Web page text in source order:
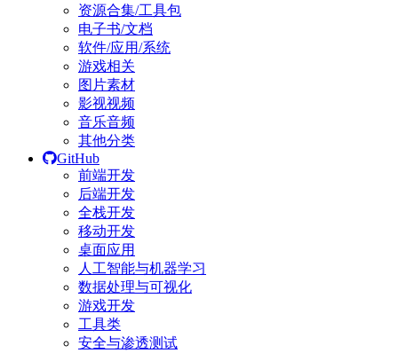
资源合集/工具包
电子书/文档
软件/应用/系统
游戏相关
图片素材
影视视频
音乐音频
其他分类
GitHub
前端开发
后端开发
全栈开发
移动开发
桌面应用
人工智能与机器学习
数据处理与可视化
游戏开发
工具类
安全与渗透测试